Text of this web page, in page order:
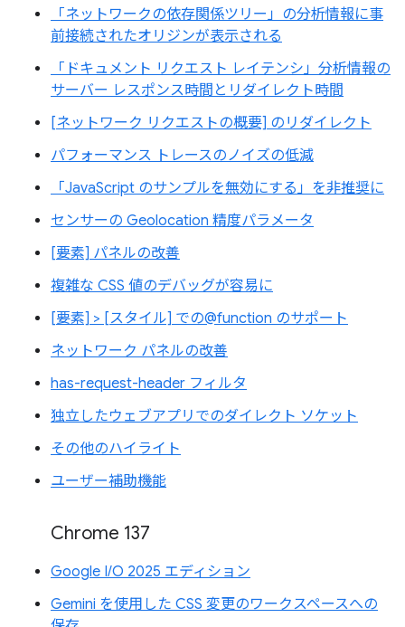
「ネットワークの依存関係ツリー」の分析情報に事
前接続されたオリジンが表示される
「ドキュメント リクエスト レイテンシ」分析情報の
サーバー レスポンス時間とリダイレクト時間
[ネットワーク リクエストの概要] のリダイレクト
パフォーマンス トレースのノイズの低減
「JavaScript のサンプルを無効にする」を非推奨に
センサーの Geolocation 精度パラメータ
[要素] パネルの改善
複雑な CSS 値のデバッグが容易に
[要素] > [スタイル] での@function のサポート
ネットワーク パネルの改善
has-request-header フィルタ
独立したウェブアプリでのダイレクト ソケット
その他のハイライト
ユーザー補助機能
Chrome 137
Google I/O 2025 エディション
Gemini を使用した CSS 変更のワークスペースへの